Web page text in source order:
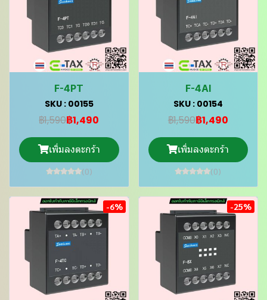
F-4PT
SKU : 00155
฿1,590฿1,490
เพิ่มลงตะกร้า
(0)
F-4AI
SKU : 00154
฿1,590฿1,490
เพิ่มลงตะกร้า
(0)
-6% -25%